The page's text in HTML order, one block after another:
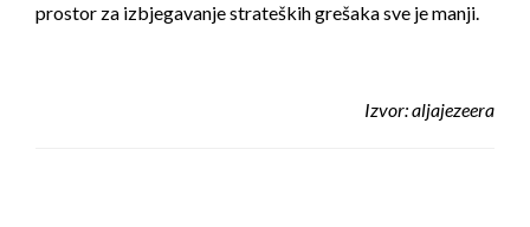
prostor za izbjegavanje strateških grešaka sve je manji.
Izvor: aljajezeera